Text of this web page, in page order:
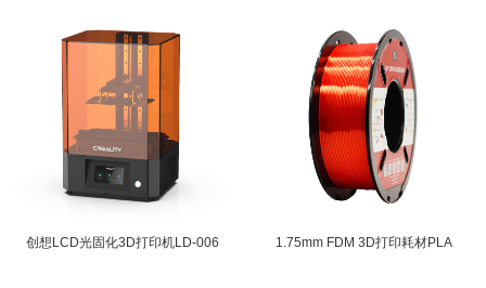
创想LCD光固化3D打印机LD-006 1.75mm FDM 3D打印耗材PLA